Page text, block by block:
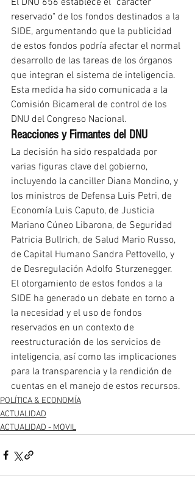
El DNU 656 establece el "carácter
reservado" de los fondos destinados a la
SIDE, argumentando que la publicidad
de estos fondos podría afectar el normal
desarrollo de las tareas de los órganos
que integran el sistema de inteligencia.
Esta medida ha sido comunicada a la
Comisión Bicameral de control de los
DNU del Congreso Nacional.
Reacciones y Firmantes del DNU
La decisión ha sido respaldada por
varias figuras clave del gobierno,
incluyendo la canciller Diana Mondino, y
los ministros de Defensa Luis Petri, de
Economía Luis Caputo, de Justicia
Mariano Cúneo Libarona, de Seguridad
Patricia Bullrich, de Salud Mario Russo,
de Capital Humano Sandra Pettovello, y
de Desregulación Adolfo Sturzenegger.
El otorgamiento de estos fondos a la
SIDE ha generado un debate en torno a
la necesidad y el uso de fondos
reservados en un contexto de
reestructuración de los servicios de
inteligencia, así como las implicaciones
para la transparencia y la rendición de
cuentas en el manejo de estos recursos.
POLÍTICA & ECONOMÍA
ACTUALIDAD
ACTUALIDAD - MOVIL